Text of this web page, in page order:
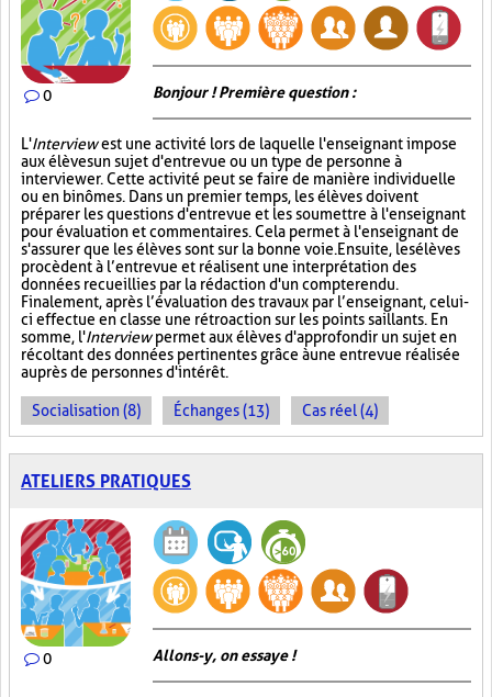
0 Bonjour ! Première question :
L'Interviewest une activité lors de laquelle l'enseignant impose
aux élèves un sujet d'entrevue ou un type de personne à
interviewer. Cette activité peut se faire de manière individuelle
ou en binômes. Dans un premier temps, les élèves doivent
préparer les questions d'entrevue et les soumettre à l'enseignant
pour évaluation et commentaires. Cela permet à l'enseignant de
s'assurer que les élèves sont sur la bonne voie. Ensuite, les élèves
procèdent à l’entrevue et réalisent une interprétation des
données recueillies par la rédaction d'un compte rendu.
Finalement, après l’évaluation des travaux par l’enseignant, celui-
ci effectue en classe une rétroaction sur les points saillants. En
somme, l'Interviewpermet aux élèves d'approfondir un sujet en
récoltant des données pertinentes grâce à une entrevue réalisée
auprès de personnes d'intérêt.
Socialisation (8) Échanges (13) Cas réel (4)
ATELIERS PRATIQUES
0 Allons-y, on essaye !